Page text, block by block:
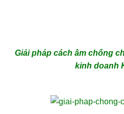
Giải pháp cách âm chống
kinh doanh